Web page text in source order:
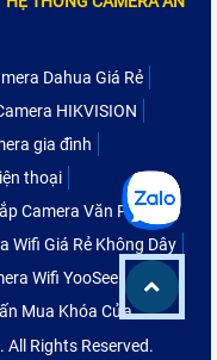
Dahua Giá Rẻ
HIKVISION
gia đình
thoại
Camera Văn Phòng
Wifi Giá Rẻ Không Dây
Wifi YooSee
Mua Khóa Cửa
Rights Reserved.